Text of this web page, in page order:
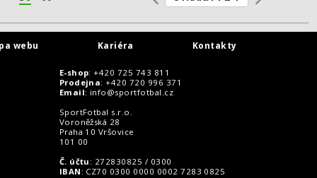
webu Kariéra Kontakty
E-shop: +420 725 743 811
Prodejna: +420 720 996 371
Email: info@sportfotbal.cz
SportFotbal s.r.o.
Voroněžská 28
Praha 10 Vršovice
101 00
Č. účtu : 272830825 / 0300
IBAN : CZ70 0300 0000 0002 7283 0825